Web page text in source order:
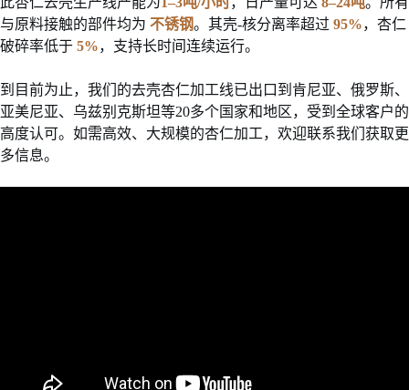
与原料接触的部件均为 不锈钢。其壳-核分离率超过 95%，杏仁
破碎率低于 5%，支持长时间连续运行。
到目前为止，我们的去壳杏仁加工线已出口到肯尼亚、俄罗斯、
亚美尼亚、乌兹别克斯坦等20多个国家和地区，受到全球客户的
高度认可。如需高效、大规模的杏仁加工，欢迎联系我们获取更
多信息。